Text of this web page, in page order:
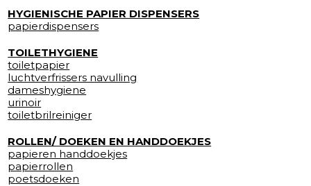
HYGIENISCHE PAPIER DISPENSERS
papierdispensers
TOILETHYGIENE
toiletpapier
luchtverfrissers navulling
dameshygiene
urinoir
toiletbrilreiniger
ROLLEN/ DOEKEN EN HANDDOEKJES
papieren handdoekjes
papierrollen
poetsdoeken